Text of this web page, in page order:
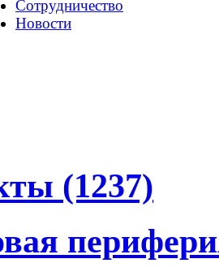
Сотрудничество
Новости
(1237)